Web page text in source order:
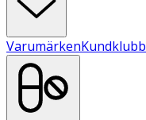
VarumärkenKundklubb